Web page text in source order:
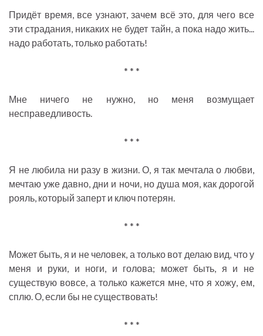
Придёт время, все узнают, зачем всё это, для чего все
эти страдания, никаких не будет тайн, а пока надо жить...
надо работать, только работать!
* * *
Мне ничего не нужно, но меня возмущает
несправедливость.
* * *
Я не любила ни разу в жизни. О, я так мечтала о любви,
мечтаю уже давно, дни и ночи, но душа моя, как дорогой
рояль, который заперт и ключ потерян.
* * *
Может быть, я и не человек, а только вот делаю вид, что у
меня и руки, и ноги, и голова; может быть, я и не
существую вовсе, а только кажется мне, что я хожу, ем,
сплю. О, если бы не существовать!
* * *